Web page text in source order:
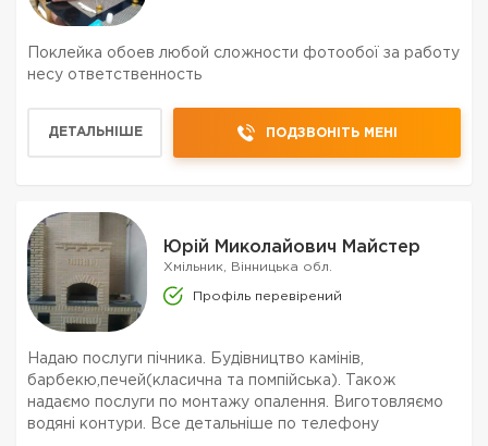
Поклейка обоев любой сложности фотообої за работу
несу ответственность
ДЕТАЛЬНІШЕ ПОДЗВОНІТЬ МЕНІ
Юрій Миколайович Майстер
Хмільник, Вінницька обл.
Профіль перевірений
Надаю послуги пічника. Будівництво камінів,
барбекю,печей(класична та помпійська). Також
надаємо послуги по монтажу опалення. Виготовляємо
водяні контури. Все детальніше по телефону